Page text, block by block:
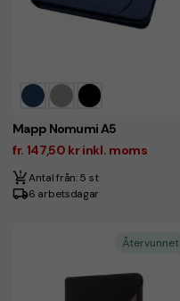
Mapp Nomumi A5
fr. 147,50 kr inkl. moms
Antal från: 5 st
6 arbetsdagar
Återvunnet